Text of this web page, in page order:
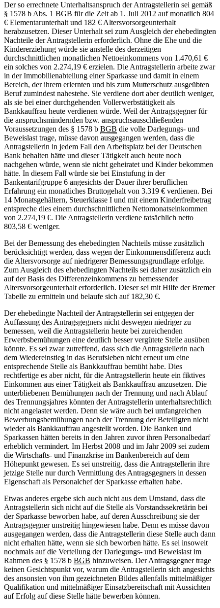
Der so errechnete Unterhaltsanspruch der Antragstellerin sei gemäß
§ 1578 b Abs. 1 BGB für die Zeit ab 1. Juli 2012 auf monatlich 804
€ Elementarunterhalt und 182 € Altersvorsorgeunterhalt
herabzusetzen. Dieser Unterhalt sei zum Ausgleich der ehebedingten
Nachteile der Antragstellerin erforderlich. Ohne die Ehe und die
Kindererziehung würde sie anstelle des derzeitigen
durchschnittlichen monatlichen Nettoeinkommens von 1.470,61 €
ein solches von 2.274,19 € erzielen. Die Antragstellerin arbeite zwar
in der Immobilienabteilung einer Sparkasse und damit in einem
Bereich, der ihrem erlernten und bis zum Mutterschutz ausgeübten
Beruf zumindest nahestehe. Sie verdiene dort aber deutlich weniger,
als sie bei einer durchgehenden Vollerwerbstätigkeit als
Bankkauffrau heute verdienen würde. Weil der Antragsgegner für
die anspruchsmindernden bzw. anspruchsausschließenden
Voraussetzungen des § 1578 b BGB die volle Darlegungs- und
Beweislast trage, müsse davon ausgegangen werden, dass die
Antragstellerin in jedem Fall den Arbeitsplatz bei der Deutschen
Bank behalten hätte und dieser Tätigkeit auch heute noch
nachgehen würde, wenn sie nicht geheiratet und Kinder bekommen
hätte. In diesem Fall würde sie bei Einstufung in der
Bankentarifgruppe 6 angesichts der Dauer ihrer beruflichen
Erfahrung ein monatliches Bruttogehalt von 3.319 € verdienen. Bei
14 Monatsgehältern, Steuerklasse I und mit einem Kinderfreibetrag
entspreche dies einem durchschnittlichen Nettomonatseinkommen
von 2.274,19 €. Die Antragstellerin verdiene tatsächlich netto
803,58 € weniger.
Bei der Bemessung des ehebedingten Nachteils müsse zusätzlich
berücksichtigt werden, dass wegen der Einkommensdifferenz auch
die Altersvorsorge auf niedrigerer Bemessungsgrundlage erfolge.
Zum Ausgleich des ehebedingten Nachteils sei daher zusätzlich ein
auf der Basis des Differenzeinkommens zu bemessender
Altersvorsorgeunterhalt erforderlich. Dieser sei mit Hilfe der Bremer
Tabelle zu ermitteln und belaufe sich auf 182,30 €.
Der ehebedingte Nachteil der Antragstellerin sei entgegen der
Auffassung des Antragsgegners nicht deswegen niedriger zu
bemessen, weil die Antragstellerin heute bei zureichenden
Erwerbsbemühungen eine deutlich besser vergütete Stelle ausüben
könnte. Es sei zwar zutreffend, dass sich die Antragstellerin nach
dem Wiedereinstieg in das Berufsleben nicht erneut um eine
entsprechende Stelle als Bankkauffrau bemüht habe. Dies
rechtfertige es aber nicht, für die Antragstellerin heute ein fiktives
Einkommen aus einer Tätigkeit als Bankkauffrau anzusetzen. Die
unterbliebenen Bemühungen nach der Trennung und nach Ablauf
des Trennungsjahres könnten der Antragstellerin unterhaltsrechtlich
nicht angelastet werden. Denn sie wäre auch bei umfangreichen
Bewerbungsbemühungen nach der Trennung der Beteiligten nicht
wieder als Bankkauffrau angestellt worden. Die Banken und
Sparkassen hätten bereits in den Jahren zuvor ihren Personalbedarf
erheblich vermindert. Im Herbst 2008 und im Jahr 2009 sei zudem
die Wirtschafts- und Finanzkrise im Bankenbereich auf dem
Höhepunkt gewesen. Es sei unstreitig, dass die Antragstellerin ihre
jetzige Stelle nur durch Vermittlung des Antragsgegners in dessen
Eigenschaft als Personalchef der Sparkasse erhalten habe.
Etwas anderes ergebe sich auch nicht aus dem Umstand, dass die
Antragstellerin sich nicht auf die Stelle als Vorstandssekretärin bei
der Sparkasse beworben habe, auf deren Ausschreibung sie der
Antragsgegner unstreitig hingewiesen habe. Denn es müsse davon
ausgegangen werden, dass die Antragstellerin diese Stelle auch dann
nicht erhalten hätte, wenn sie sich beworben hätte. Es sei insoweit
nochmals auf die Verteilung der Darlegungs- und Beweislast im
Rahmen des § 1578 b BGB hinzuweisen. Der Antragsgegner trage
keinen Gesichtspunkt vor, warum die Antragstellerin sich angesichts
des ansonsten von ihm gezeichneten Bildes allenfalls mittelmäßiger
Qualifikation und mittelmäßiger Einsatzbereitschaft mit Aussichten
auf Erfolg auf diese Stelle hätte bewerben können.